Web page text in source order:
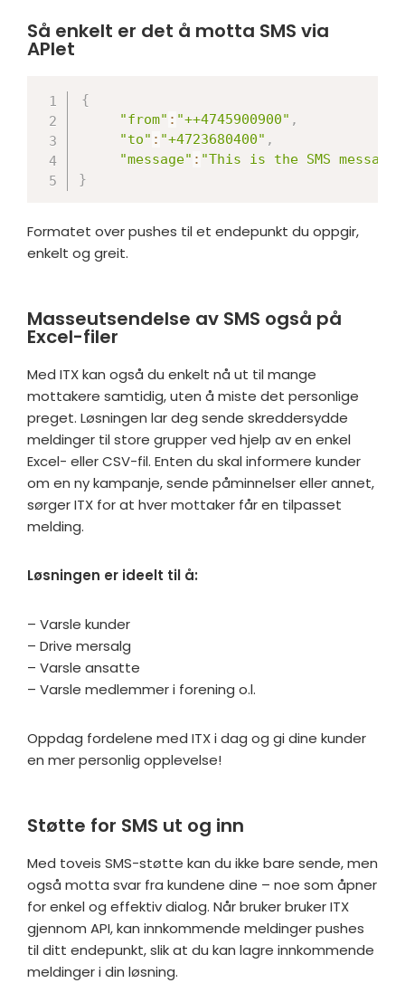
Så enkelt er det å motta SMS via
APIet
{
"from" : "++4745900900" ,
"to" : "+4723680400" ,
"message" : "This is the SMS message"
}
Formatet over pushes til et endepunkt du oppgir,
enkelt og greit.
Masseutsendelse av SMS også på
Excel-filer
Med ITX kan også du enkelt nå ut til mange
mottakere samtidig, uten å miste det personlige
preget. Løsningen lar deg sende skreddersydde
meldinger til store grupper ved hjelp av en enkel
Excel- eller CSV-fil. Enten du skal informere kunder
om en ny kampanje, sende påminnelser eller annet,
sørger ITX for at hver mottaker får en tilpasset
melding.
Løsningen er ideelt til å:
– Varsle kunder
– Drive mersalg
– Varsle ansatte
– Varsle medlemmer i forening o.l.
Oppdag fordelene med ITX i dag og gi dine kunder
en mer personlig opplevelse!
Støtte for SMS ut og inn
Med toveis SMS-støtte kan du ikke bare sende, men
også motta svar fra kundene dine – noe som åpner
for enkel og effektiv dialog. Når bruker bruker ITX
gjennom API, kan innkommende meldinger pushes
til ditt endepunkt, slik at du kan lagre innkommende
meldinger i din løsning.